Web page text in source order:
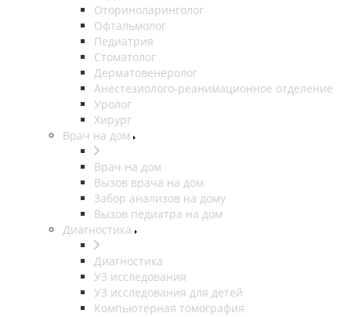
Оториноларинголог
Офтальмолог
Педиатрия
Стоматолог
Дерматовенеролог
Анестезиолого-реанимационное отделение
Уролог
Хирург
Врач на дом
Врач на дом
Вызов врача на дом
Забор анализов на дому
Вызов педиатра на дом
Диагностика
Диагностика
УЗ исследования
УЗ исследования для детей
Компьютерная томография